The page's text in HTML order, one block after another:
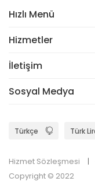
Hızlı Menü
Hizmetler
İletişim
Sosyal Medya
Hizmet Sözleşmesi
Copyright © 2022